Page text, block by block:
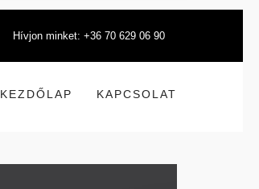
Hívjon minket: +36 70 629 06 90
KEZDŐLAP KAPCSOLAT